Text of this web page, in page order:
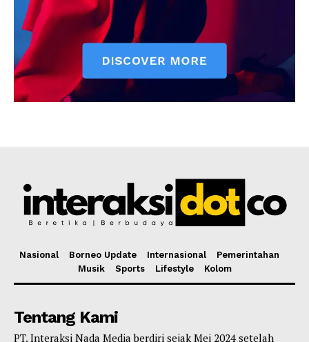
Nasional Borneo Update Internasional
Pemerintahan
Musik
Sports Lifestyle Kolom
Tentang Kami
PT. Interaksi Nada Media berdiri sejak Mei 2024 setelah